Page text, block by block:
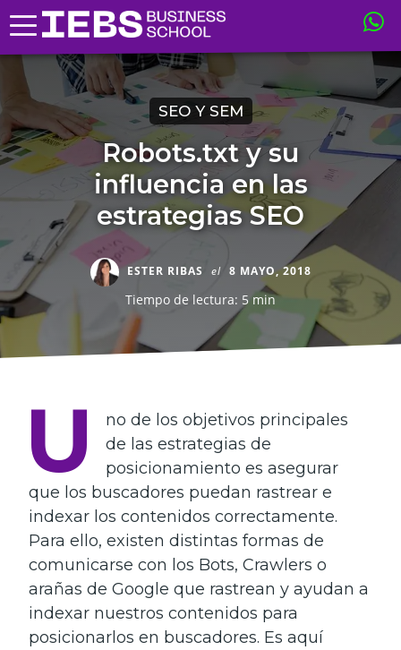
SEO Y SEM
Robots.txt y su
influencia en las
estrategias SEO
ESTER RIBAS el 8 MAYO, 2018
Tiempo de lectura: 5 min
U
no de los objetivos principales
de las estrategias de
posicionamiento es asegurar
que los buscadores puedan rastrear e
indexar los contenidos correctamente.
Para ello, existen distintas formas de
comunicarse con los Bots, Crawlers o
arañas de Google que rastrean y ayudan a
indexar nuestros contenidos para
posicionarlos en buscadores. Es aquí